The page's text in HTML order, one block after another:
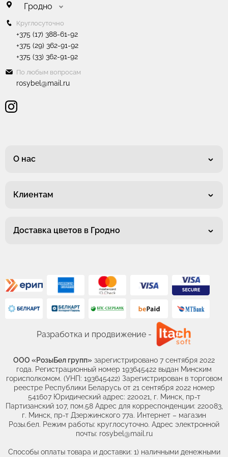
Гродно
Круглосуточно
+375 (17) 388-61-92
+375 (29) 362-91-92
+375 (33) 362-91-92
По любым вопросам
rosybel@mail.ru
О нас
Клиентам
Доставка цветов в Гродно
Разработка и продвижение -
ООО «РозыБел групп» зарегистрировано 7 сентября 2022
года. Регистрационный номер 193645422 выдан Минским
горисполкомом. (УНП: 193645422) Зарегистрирован в торговом
реестре Республики Беларусь от 21 сентября 2022 номер
541607 Юридический адрес: 220021, г. Минск, пр-т
Партизанский 107, пом.58 Адрес для корреспонденции: 220083,
г. Минск, пр-т Дзержинского 77а. Интернет – магазин
Розы.бел. Режим работы: круглосуточно. Адрес электронной
почты: rosybel@mail.ru
Способы оплаты товара и доставки: 1) наличными денежными